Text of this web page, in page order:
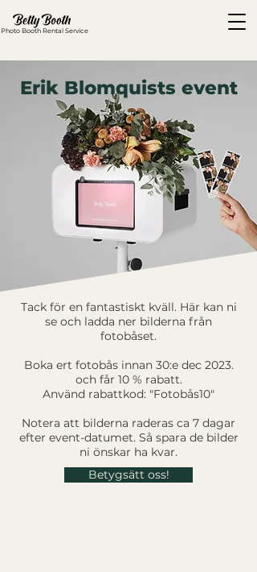
Photo Booth Rental Service
Erik Blomquists event
Tack för en fantastiskt kväll. Här kan ni
se och ladda ner bilderna från
fotobåset.
Boka ert fotobås innan 30:e dec 2023.
och får 10 % rabatt.
Använd rabattkod: "Fotobås10"
Notera att bilderna raderas ca 7 dagar
efter event-datumet. Så spara de bilder
ni önskar ha kvar.
Betygsätt oss!